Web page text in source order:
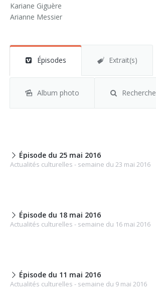
Kariane Giguère
Arianne Messier
Épisodes Extrait(s)
Album photo Recherche
Épisode du 25 mai 2016
Actualités culturelles - semaine du 23 mai 2016
Épisode du 18 mai 2016
Actualités culturelles - semaine du 16 mai 2016
Épisode du 11 mai 2016
Actualités culturelles - semaine du 9 mai 2016